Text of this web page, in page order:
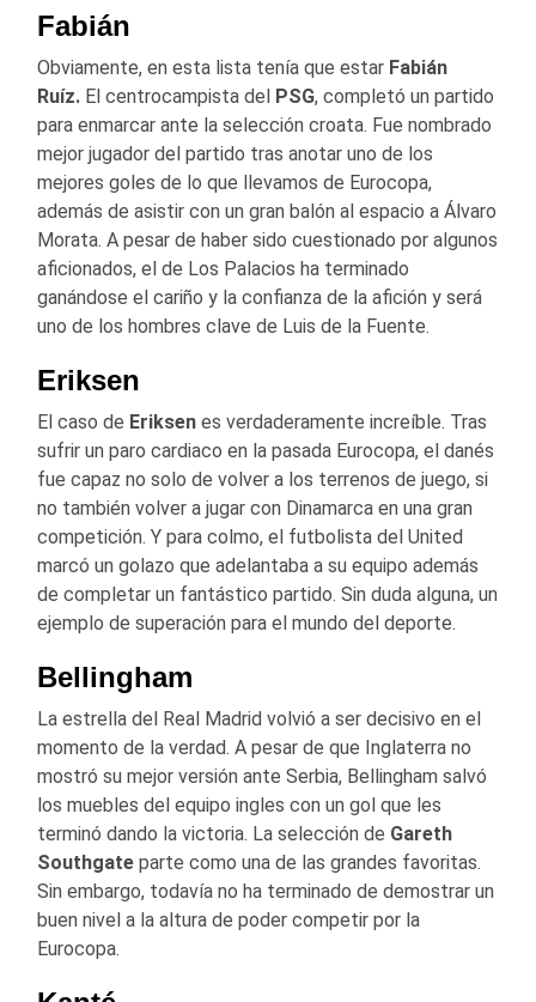
Fabián
Obviamente, en esta lista tenía que estar Fabián
Ruíz. El centrocampista del PSG, completó un partido
para enmarcar ante la selección croata. Fue nombrado
mejor jugador del partido tras anotar uno de los
mejores goles de lo que llevamos de Eurocopa,
además de asistir con un gran balón al espacio a Álvaro
Morata. A pesar de haber sido cuestionado por algunos
aficionados, el de Los Palacios ha terminado
ganándose el cariño y la confianza de la afición y será
uno de los hombres clave de Luis de la Fuente.
Eriksen
El caso de Eriksen es verdaderamente increíble. Tras
sufrir un paro cardiaco en la pasada Eurocopa, el danés
fue capaz no solo de volver a los terrenos de juego, si
no también volver a jugar con Dinamarca en una gran
competición. Y para colmo, el futbolista del United
marcó un golazo que adelantaba a su equipo además
de completar un fantástico partido. Sin duda alguna, un
ejemplo de superación para el mundo del deporte.
Bellingham
La estrella del Real Madrid volvió a ser decisivo en el
momento de la verdad. A pesar de que Inglaterra no
mostró su mejor versión ante Serbia, Bellingham salvó
los muebles del equipo ingles con un gol que les
terminó dando la victoria. La selección de Gareth
Southgate parte como una de las grandes favoritas.
Sin embargo, todavía no ha terminado de demostrar un
buen nivel a la altura de poder competir por la
Eurocopa.